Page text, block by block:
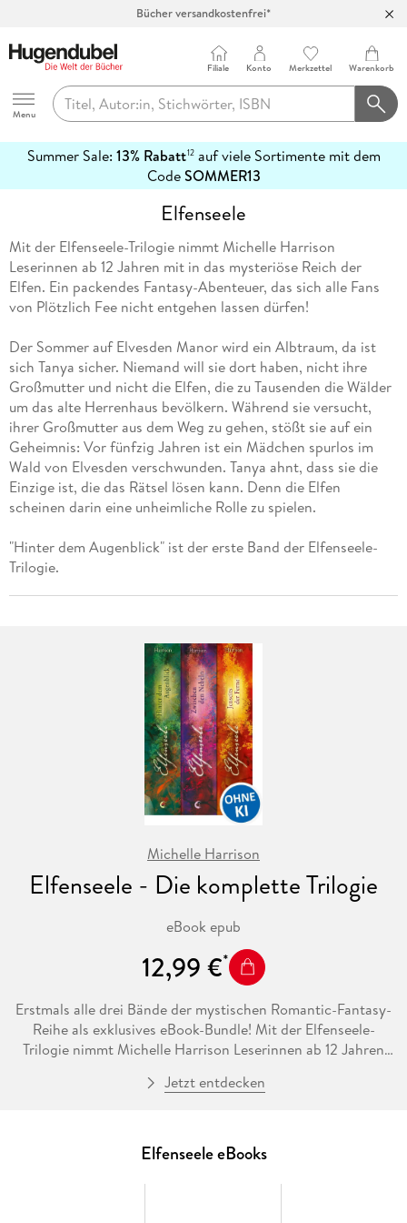
Bücher versandkostenfrei*
Abholung in über 100 Filialen
Hugendubel
Menu
Filiale Konto Merkzettel Warenkorb
Summer Sale: 13% Rabatt12auf viele Sortimente mit dem
CodeSOMMER13
erfahren
Elfenseele
Mit der Elfenseele-Trilogie nimmt Michelle Harrison
Leserinnen ab 12 Jahren mit in das mysteriöse Reich der
Elfen. Ein packendes Fantasy-Abenteuer, das sich alle Fans
von Plötzlich Fee nicht entgehen lassen dürfen!
Der Sommer auf Elvesden Manor wird ein Albtraum, da ist
sich Tanya sicher. Niemand will sie dort haben, nicht ihre
Großmutter und nicht die Elfen, die zu Tausenden die Wälder
um das alte Herrenhaus bevölkern. Während sie versucht,
ihrer Großmutter aus dem Weg zu gehen, stößt sie auf ein
Geheimnis: Vor fünfzig Jahren ist ein Mädchen spurlos im
Wald von Elvesden verschwunden. Tanya ahnt, dass sie die
Einzige ist, die das Rätsel lösen kann. Denn die Elfen
scheinen darin eine unheimliche Rolle zu spielen.
"Hinter dem Augenblick" ist der erste Band der Elfenseele-
Trilogie.
Michelle Harrison
Elfenseele - Die komplette Trilogie
eBook epub
12,99 €
Erstmals alle drei Bände der mystischen Romantic-Fantasy-
Reihe als exklusives eBook-Bundle! Mit der Elfenseele-
Trilogie nimmt Michelle Harrison Leserinnen ab 12 Jahren
Fantasy-Abenteuer, das sich alle Fans von Plötzlich Fee nicht
Der Sommer auf Elvesden Manor wird ein Albtraum, da ist
Großmutter und nicht die Elfen, die zu Hunderten und
Jetzt entdecken
Elfenseele eBooks